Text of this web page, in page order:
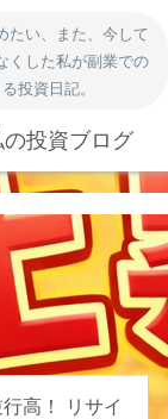
たい、また、今して
くした私が副業での
投資日記。
投資ブログ
行高！ リサイ